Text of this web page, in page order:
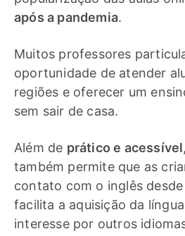
após a pandemia.
Muitos professores
oportunidade de atender
regiões e oferecer um
sem sair de casa.
Além de prático e acessível
também permite que as
contato com o inglês
facilita a aquisição da
interesse por outros